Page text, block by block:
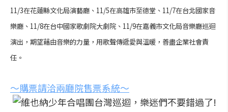
11/3在花蓮縣文化局演藝廳、11/5在高雄市至德堂、11/7在台北國家音
樂廳、11/8在台中國家歌劇院大劇院、11/9在嘉義市文化局音樂廳巡迴
演出，期望藉由音樂的力量，用歌聲傳遞愛與溫暖，善盡企業社會責
任。
～購票請洽兩廳院售票系統～